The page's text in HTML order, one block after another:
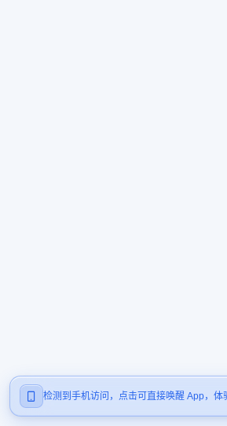
检测到手机访问，点击可直接唤醒 App，体